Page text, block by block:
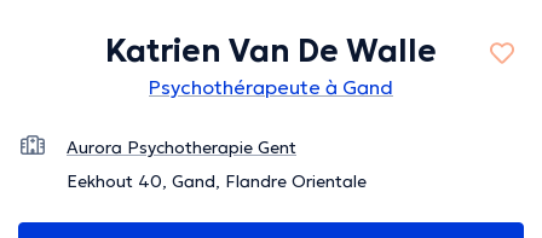
Katrien Van De Walle
Psychothérapeute à Gand
Aurora Psychotherapie Gent
Eekhout 40, Gand, Flandre Orientale